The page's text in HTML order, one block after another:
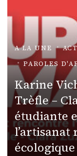
A LA UNE
PAROLES
Karine
Trèfle –
étudiante
l’artisanat
écologique